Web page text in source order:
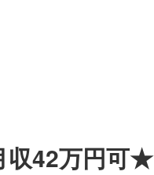
収42万円可★